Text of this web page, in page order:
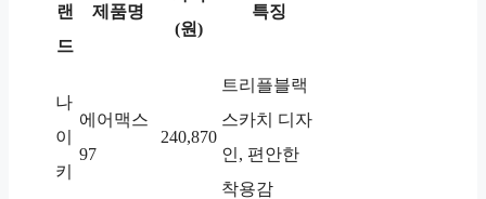
랜
드
제품명
(원)
특징
나
이
키
에어맥스
97
240,870
트리플블랙
스카치 디자
인, 편안한
착용감